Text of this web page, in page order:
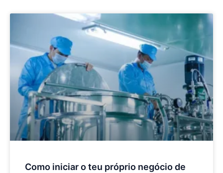
Como iniciar o teu próprio negócio de